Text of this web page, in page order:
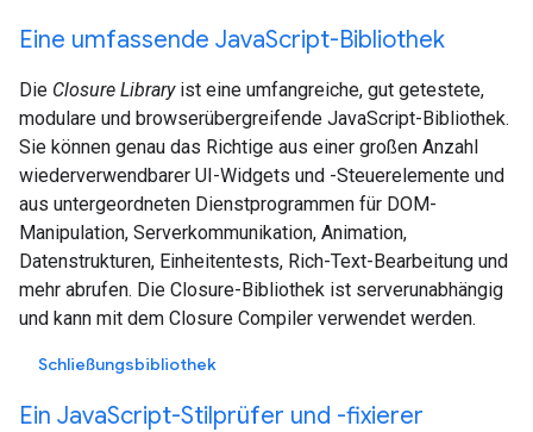
Eine umfassende JavaScript-Bibliothek
Die Closure Libraryist eine umfangreiche, gut getestete,
modulare und browserübergreifende JavaScript-Bibliothek.
Sie können genau das Richtige aus einer großen Anzahl
wiederverwendbarer UI-Widgets und -Steuerelemente und
aus untergeordneten Dienstprogrammen für DOM-
Manipulation, Serverkommunikation, Animation,
Datenstrukturen, Einheitentests, Rich-Text-Bearbeitung und
mehr abrufen. Die Closure-Bibliothek ist serverunabhängig
und kann mit dem Closure Compiler verwendet werden.
Schließungsbibliothek
Ein JavaScript-Stilprüfer und -fixierer